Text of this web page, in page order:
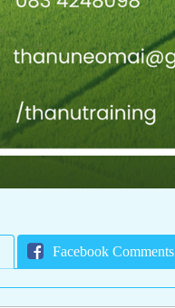
Facebook Comments